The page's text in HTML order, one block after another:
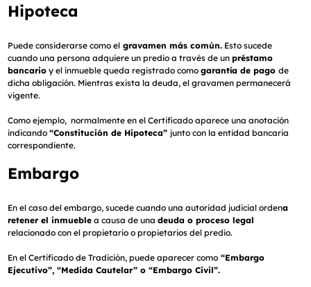
Hipoteca
Puede considerarse como el gravamen más común. Esto sucede
cuando una persona adquiere un predio a través de unpréstamo
bancario y el inmueble queda registrado comogarantía de pagode
dicha obligación. Mientras exista la deuda, el gravamen permanecerá
vigente.
Como ejemplo, normalmente en el Certificado aparece una anotación
indicando“Constitución de Hipoteca” junto con la entidad bancaria
correspondiente.
Embargo
En el caso del embargo, sucede cuando una autoridad judicial ordena
retener el inmueble a causa de unadeuda o proceso legal
relacionado con el propietario o propietarios del predio.
En el Certificado de Tradición, puede aparecer como “Embargo
Ejecutivo”, “Medida Cautelar” o “Embargo Civil”.